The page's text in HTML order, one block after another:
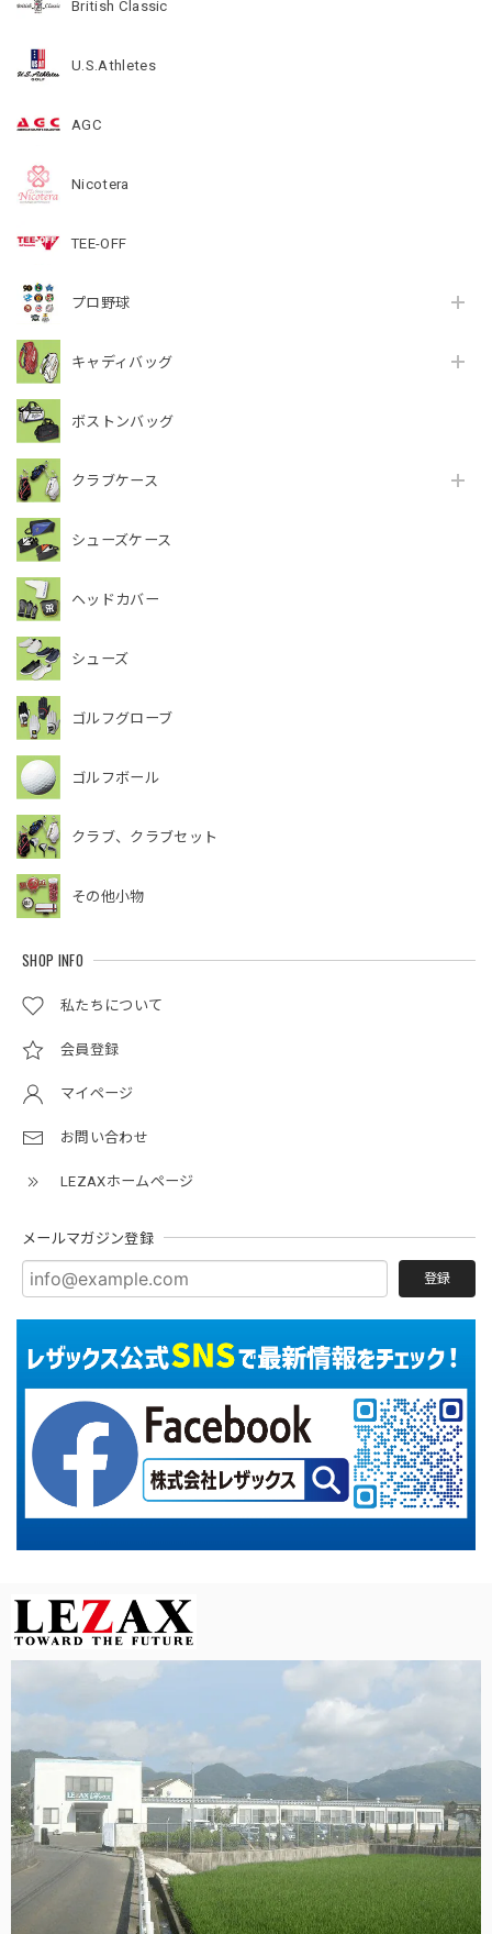
British Classic
U.S.Athletes
AGC
Nicotera
TEE-OFF
プロ野球
キャディバッグ
ボストンバッグ
クラブケース
シューズケース
ヘッドカバー
シューズ
ゴルフグローブ
ゴルフボール
クラブ、クラブセット
その他小物
SHOP INFO
私たちについて
会員登録
マイページ
お問い合わせ
LEZAXホームページ
メールマガジン登録
登録